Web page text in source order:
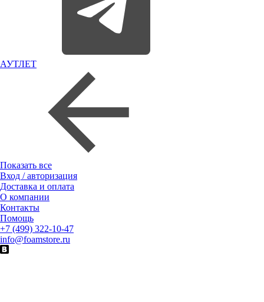
АУТЛЕТ
Показать все
Вход / авторизация
Доставка и оплата
О компании
Контакты
Помощь
+7 (499) 322-10-47
info@foamstore.ru